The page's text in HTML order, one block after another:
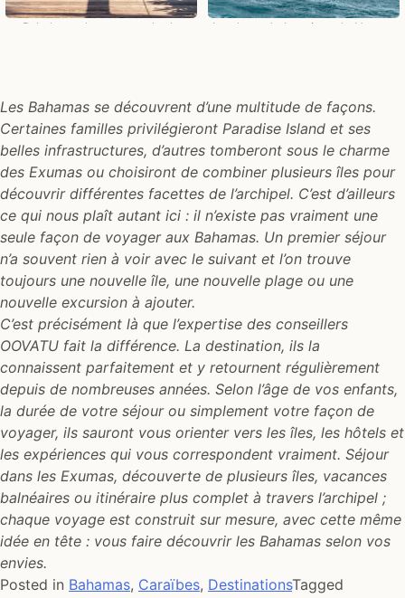
Balade sur la promenade de
Le phare de la pointe de Nassau
Les Bahamas se découvrent d’une multitude de façons.
Certaines familles privilégieront Paradise Island et ses
belles infrastructures, d’autres tomberont sous le charme
des Exumas ou choisiront de combiner plusieurs îles pour
découvrir différentes facettes de l’archipel. C’est d’ailleurs
ce qui nous plaît autant ici : il n’existe pas vraiment une
seule façon de voyager aux Bahamas. Un premier séjour
n’a souvent rien à voir avec le suivant et l’on trouve
toujours une nouvelle île, une nouvelle plage ou une
nouvelle excursion à ajouter.
C’est précisément là que l’expertise des conseillers
OOVATU fait la différence. La destination, ils la
connaissent parfaitement et y retournent régulièrement
depuis de nombreuses années. Selon l’âge de vos enfants,
la durée de votre séjour ou simplement votre façon de
voyager, ils sauront vous orienter vers les îles, les hôtels et
les expériences qui vous correspondent vraiment. Séjour
dans les Exumas, découverte de plusieurs îles, vacances
balnéaires ou itinéraire plus complet à travers l’archipel ;
chaque voyage est construit sur mesure, avec cette même
idée en tête : vous faire découvrir les Bahamas selon vos
envies.
Posted in Bahamas, Caraïbes, DestinationsTagged